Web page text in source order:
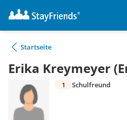
Startseite
Erika Kreymeyer
1 Schulfreund